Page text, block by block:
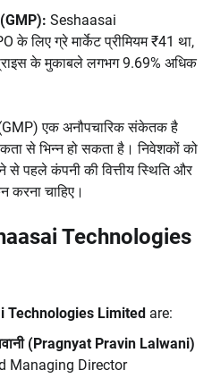
(GMP): Seshaasai
के लिए ग्रे मार्केट प्रीमियम ₹41 था,
के मुकाबले लगभग 9.69% अधिक
(GMP) एक अनौपचारिक संकेतक है
से भिन्न हो सकता है। निवेशकों को
से पहले कंपनी की वित्तीय स्थिति और
करना चाहिए।
Technologies
Technologies Limited are:
(Pragnyat Pravin Lalwani)
Managing Director